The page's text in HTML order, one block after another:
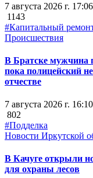
7 августа 2026 г. 17:06
1143
#Капитальный
Происшествия
В Братске мужчина
пока полицейский
отчестве
7 августа 2026 г. 16:10
802
#Подделка
Новости Иркутской
В Качуге открыли
для охраны лесов